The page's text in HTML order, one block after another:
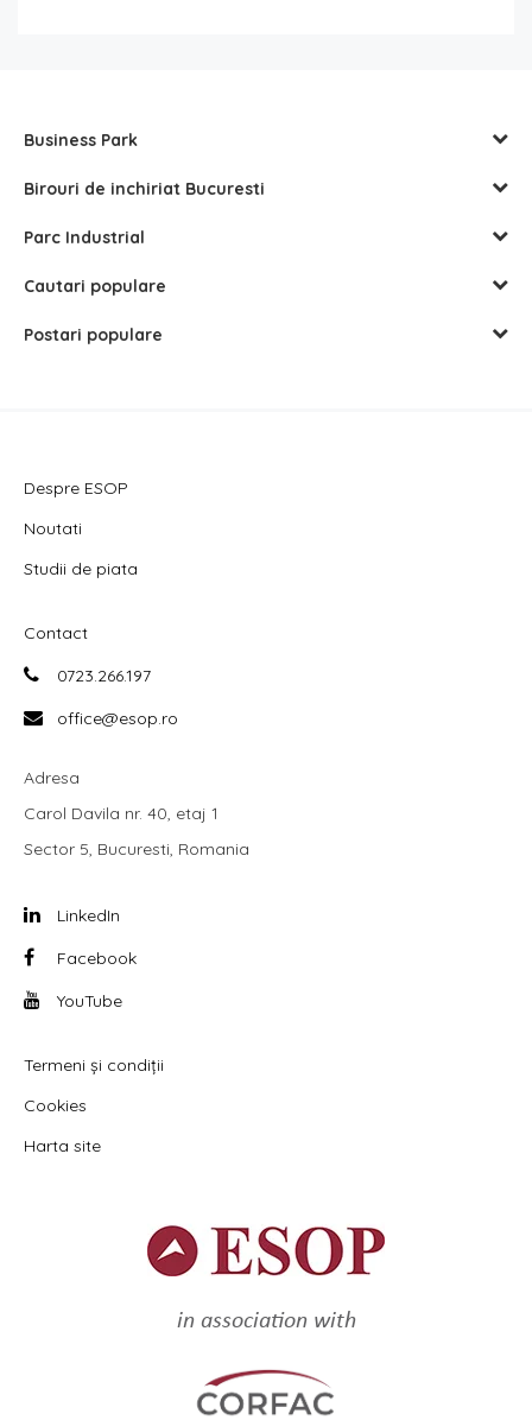
Business Park
Birouri de inchiriat Bucuresti
Parc Industrial
Cautari populare
Postari populare
Despre ESOP
Noutati
Studii de piata
Contact
0723.266.197
office@esop.ro
Adresa
Carol Davila nr. 40, etaj 1
Sector 5, Bucuresti, Romania
LinkedIn
Facebook
YouTube
Termeni și condiții
Cookies
Harta site
in association with